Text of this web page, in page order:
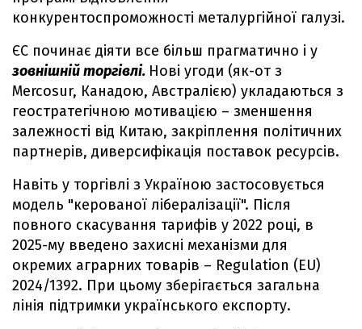
конкурентоспроможності металургійної галузі.
ЄС починає діяти все більш прагматично і у
зовнішній торгівлі. Нові угоди (як-от з
Mercosur, Канадою, Австралією) укладаються з
геостратегічною мотивацією – зменшення
залежності від Китаю, закріплення політичних
партнерів, диверсифікація поставок ресурсів.
Навіть у торгівлі з Україною застосовується
модель "керованої лібералізації". Після
повного скасування тарифів у 2022 році, в
2025-му введено захисні механізми для
окремих аграрних товарів – Regulation (EU)
2024/1392. При цьому зберігається загальна
лінія підтримки українського експорту.